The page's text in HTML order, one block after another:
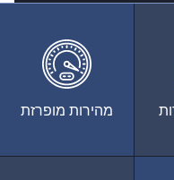
מהירות מופרזת